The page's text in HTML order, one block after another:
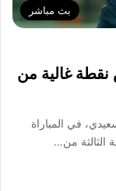
بث مباشر
نقطة غالية من
في المباراة
الثالثة من…